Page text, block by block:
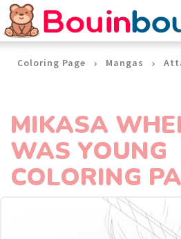
Coloring Page Mangas
MIKASA
WAS YOUNG
COLORING
Cookies management panel